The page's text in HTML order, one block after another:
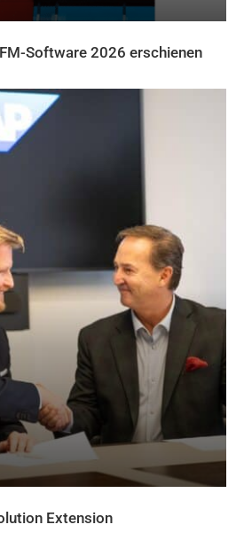
Software 2026 erschienen
Extension